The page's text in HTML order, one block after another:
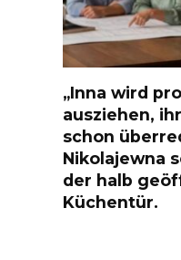
„Inna wird
ausziehen,
schon
Nikolajewna
der halb
Küchentür.